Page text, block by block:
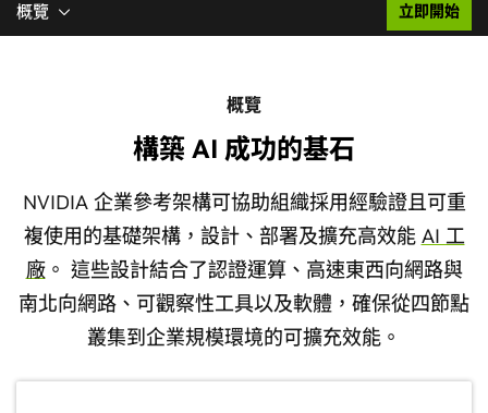
概覽 立即開始
概覽
構築 AI 成功的基石
NVIDIA 企業參考架構可協助組織採用經驗證且可重
複使用的基礎架構，設計、部署及擴充高效能 AI 工
廠。 這些設計結合了認證運算、高速東西向網路與
南北向網路、可觀察性工具以及軟體，確保從四節點
叢集到企業規模環境的可擴充效能。